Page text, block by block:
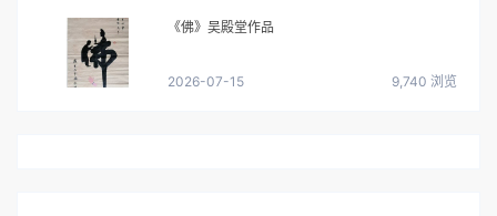
《佛》吴殿堂作品
2026-07-15 9,740 浏览